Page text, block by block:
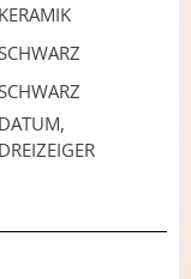
KERAMIK
DATUM,
DREIZEIGER